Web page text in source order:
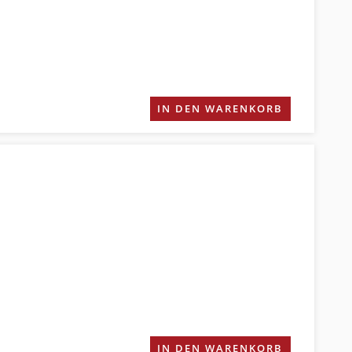
IN DEN WARENKORB
IN DEN WARENKORB